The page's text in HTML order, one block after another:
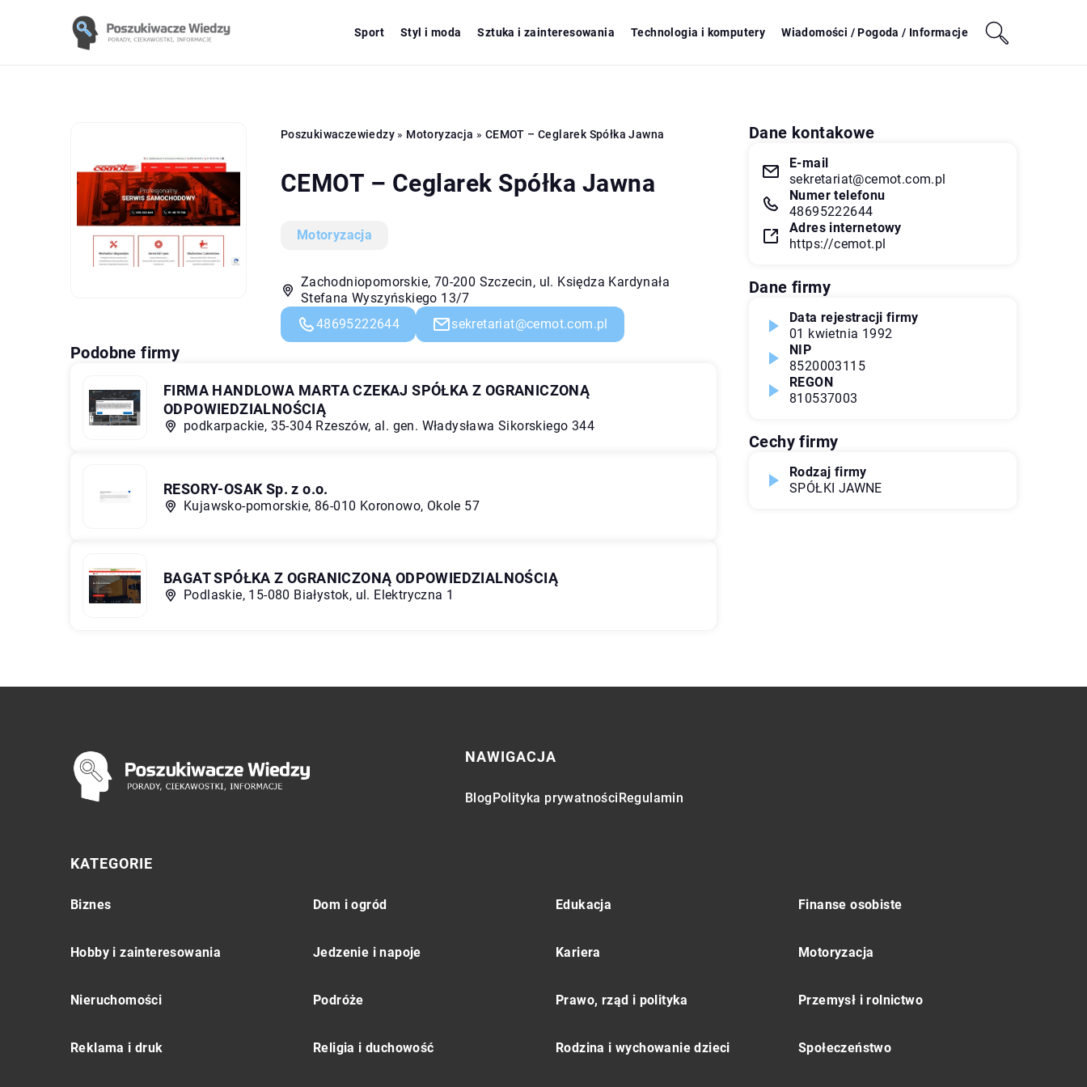
Sport Styl i moda Sztuka i zainteresowania Technologia i komputery Wiadomości / Pogoda / Informacje
Poszukiwaczewiedzy» Motoryzacja » CEMOT – Ceglarek Spółka Jawna
CEMOT – Ceglarek Spółka Jawna
Motoryzacja
Zachodniopomorskie, 70-200 Szczecin, ul. Księdza Kardynała
Stefana Wyszyńskiego 13/7
48695222644
sekretariat@cemot.com.pl
Podobne firmy
FIRMA HANDLOWA MARTA CZEKAJ SPÓŁKA Z OGRANICZONĄ
ODPOWIEDZIALNOŚCIĄ
podkarpackie, 35-304 Rzeszów, al. gen. Władysława Sikorskiego 344
RESORY-OSAK Sp. z o.o.
Kujawsko-pomorskie, 86-010 Koronowo, Okole 57
BAGAT SPÓŁKA Z OGRANICZONĄ ODPOWIEDZIALNOŚCIĄ
Podlaskie, 15-080 Białystok, ul. Elektryczna 1
Dane kontakowe
E-mail
sekretariat@cemot.com.pl
Numer telefonu
48695222644
Adres internetowy
https://cemot.pl
Dane firmy
Data rejestracji firmy
01 kwietnia 1992
NIP
8520003115
REGON
810537003
Cechy firmy
Rodzaj firmy
SPÓŁKI JAWNE
NAWIGACJA
BlogPolityka prywatnościRegulamin
KATEGORIE
Biznes Dom i ogród Edukacja Finanse osobiste
Hobby i zainteresowania Jedzenie i napoje Kariera Motoryzacja
Nieruchomości Podróże Prawo, rząd i polityka Przemysł i rolnictwo
Reklama i druk Religia i duchowość Rodzina i wychowanie dzieci Społeczeństwo